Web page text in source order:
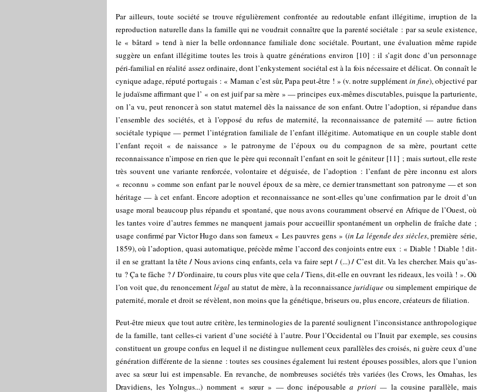
Par ailleurs, toute société se trouve régulièrement confrontée au redoutable enfant illégitime, irruption de la
reproduction naturelle dans la famille qui ne voudrait connaître que la parenté sociétale : par sa seule existence,
le « bâtard » tend à nier la belle ordonnance familiale donc sociétale. Pourtant, une évaluation même rapide
suggère un enfant illégitime toutes les trois à quatre générations environ [10] : il s’agit donc d’un personnage
péri-familial en réalité assez ordinaire, dont l’enkystement sociétal est à la fois nécessaire et délicat. On connaît le
cynique adage, réputé portugais : « Maman c’est sûr, Papa peut-être ! » (v. notre supplémentin fine), objectivé par
le judaïsme affirmant que l’ « on est juif par sa mère » — principes eux-mêmes discutables, puisque la parturiente,
on l’a vu, peut renoncer à son statut maternel dès la naissance de son enfant. Outre l’adoption, si répandue dans
l’ensemble des sociétés, et à l’opposé du refus de maternité, la reconnaissance de paternité — autre fiction
sociétale typique — permet l’intégration familiale de l’enfant illégitime. Automatique en un couple stable dont
l’enfant reçoit « de naissance » le patronyme de l’époux ou du compagnon de sa mère, pourtant cette
reconnaissance n’impose en rien que le père qui reconnaît l’enfant en soit le géniteur[11] ; mais surtout, elle reste
très souvent une variante renforcée, volontaire et déguisée, de l’adoption : l’enfant de père inconnu est alors
« reconnu » comme son enfant par le nouvel époux de sa mère, ce dernier transmettant son patronyme — et son
héritage — à cet enfant. Encore adoption et reconnaissance ne sont-elles qu’une confirmation par le droit d’un
usage moral beaucoup plus répandu et spontané, que nous avons couramment observé en Afrique de l’Ouest, où
les tantes voire d’autres femmes ne manquent jamais pour accueillir spontanément un orphelin de fraîche date ;
usage confirmé par Victor Hugo dans son fameux « Les pauvres gens » (in La légende des siècles, première série,
1859), où l’adoption, quasi automatique, précède même l’accord des conjoints entre eux : « Diable ! Diable ! dit-
il en se grattant la tête/ Nous avions cinq enfants, cela va faire sept/ (...)/C’est dit. Va les chercher. Mais qu’as-
tu ? Ça te fâche ?/ D’ordinaire, tu cours plus vite que cela/Tiens, dit-elle en ouvrant les rideaux, les voilà ! ». Où
l’on voit que, du renoncementlégal au statut de mère, à la reconnaissance juridique ou simplement empirique de
paternité, morale et droit se révèlent, non moins que la génétique, briseurs ou, plus encore, créateurs de filiation.
Peut-être mieux que tout autre critère, les terminologies de la parenté soulignent l’inconsistance anthropologique
de la famille, tant celles-ci varient d’une société à l’autre. Pour l’Occidental ou l’Inuit par exemple, ses cousins
constituent un groupe confus en lequel il ne distingue nullement ceux parallèles des croisés, ni guère ceux d’une
génération différente de la sienne : toutes ses cousines également lui restent épouses possibles, alors que l’union
avec sa sœur lui est impensable. En revanche, de nombreuses sociétés très variées (les Crows, les Omahas, les
Dravidiens, les Yolngus...) nomment « sœur » — donc inépousable a priori — la cousine parallèle, mais